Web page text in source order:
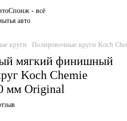
круги Полировочные круги Koch
мягкий финишный
Koch Chemie
мм Original